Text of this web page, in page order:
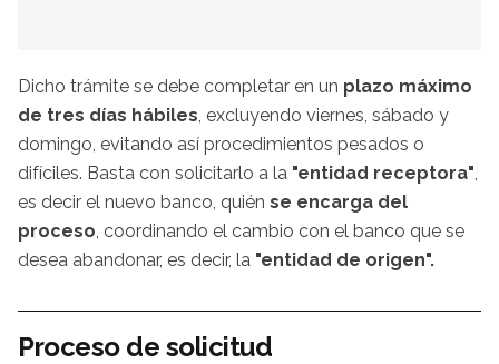
Dicho trámite se debe completar en un plazo máximo
de tres días hábiles, excluyendo viernes, sábado y
domingo, evitando así procedimientos pesados o
difíciles. Basta con solicitarlo a la "entidad receptora",
es decir el nuevo banco, quién se encarga del
proceso, coordinando el cambio con el banco que se
desea abandonar, es decir, la "entidad de origen".
Proceso de solicitud